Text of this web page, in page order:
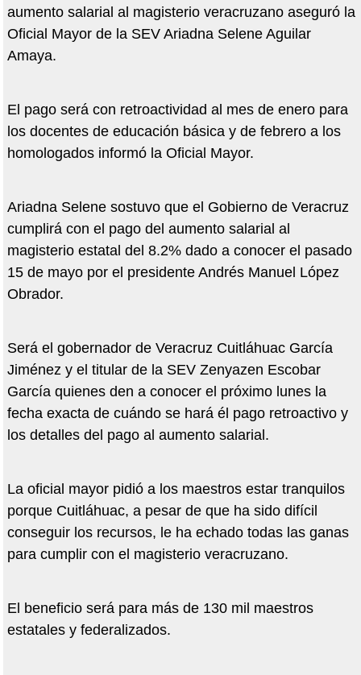
aumento salarial al magisterio veracruzano aseguró la
Oficial Mayor de la SEV Ariadna Selene Aguilar
Amaya.
El pago será con retroactividad al mes de enero para
los docentes de educación básica y de febrero a los
homologados informó la Oficial Mayor.
Ariadna Selene sostuvo que el Gobierno de Veracruz
cumplirá con el pago del aumento salarial al
magisterio estatal del 8.2% dado a conocer el pasado
15 de mayo por el presidente Andrés Manuel López
Obrador.
Será el gobernador de Veracruz Cuitláhuac García
Jiménez y el titular de la SEV Zenyazen Escobar
García quienes den a conocer el próximo lunes la
fecha exacta de cuándo se hará él pago retroactivo y
los detalles del pago al aumento salarial.
La oficial mayor pidió a los maestros estar tranquilos
porque Cuitláhuac, a pesar de que ha sido difícil
conseguir los recursos, le ha echado todas las ganas
para cumplir con el magisterio veracruzano.
El beneficio será para más de 130 mil maestros
estatales y federalizados.